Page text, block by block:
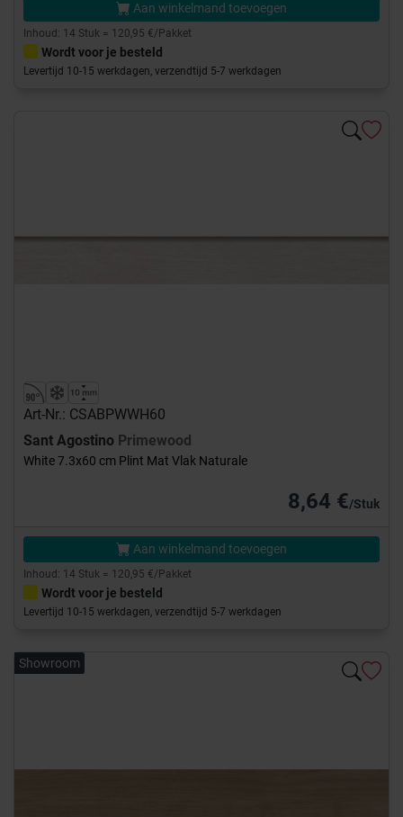
Aan winkelmand toevoegen
Inhoud: 14 Stuk = 120,95 €/Pakket
Wordt voor je besteld
Levertijd 10-15 werkdagen, verzendtijd 5-7 werkdagen
Art-Nr.: CSABPWWH60
Sant Agostino Primewood
White 7.3x60 cm Plint Mat Vlak Naturale
8,64 €/Stuk
Aan winkelmand toevoegen
Inhoud: 14 Stuk = 120,95 €/Pakket
Wordt voor je besteld
Levertijd 10-15 werkdagen, verzendtijd 5-7 werkdagen
Showroom